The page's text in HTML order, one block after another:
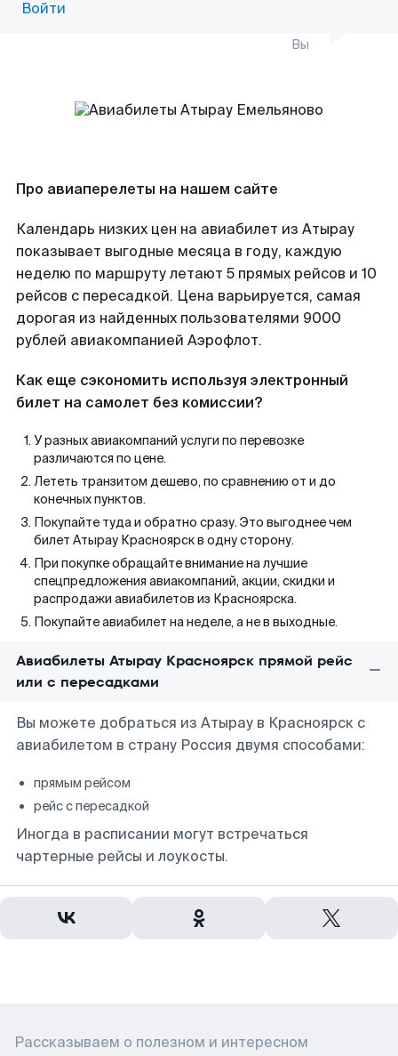
Войти
Вы
Про авиаперелеты на нашем сайте
Календарь низких цен на авиабилет из Атырау
показывает выгодные месяца в году, каждую
неделю по маршруту летают 5 прямых рейсов и 10
рейсов с пересадкой. Цена варьируется, самая
дорогая из найденных пользователями 9000
рублей авиакомпанией Аэрофлот.
Как еще сэкономить используя электронный
билет на самолет без комиссии?
У разных авиакомпаний услуги по перевозке
различаются по цене.
Лететь транзитом дешево, по сравнению от и до
конечных пунктов.
Покупайте туда и обратно сразу. Это выгоднее чем
билет Атырау Красноярск в одну сторону.
При покупке обращайте внимание на лучшие
спецпредложения авиакомпаний, акции, скидки и
распродажи авиабилетов из Красноярска.
Покупайте авиабилет на неделе, а не в выходные.
Авиабилеты Атырау Красноярск прямой рейс
или с пересадками
Вы можете добраться из Атырау в Красноярск с
авиабилетом в страну Россия двумя способами:
прямым рейсом
рейс с пересадкой
Иногда в расписании могут встречаться
чартерные рейсы и лоукосты.
Рассказываем о полезном и интересном